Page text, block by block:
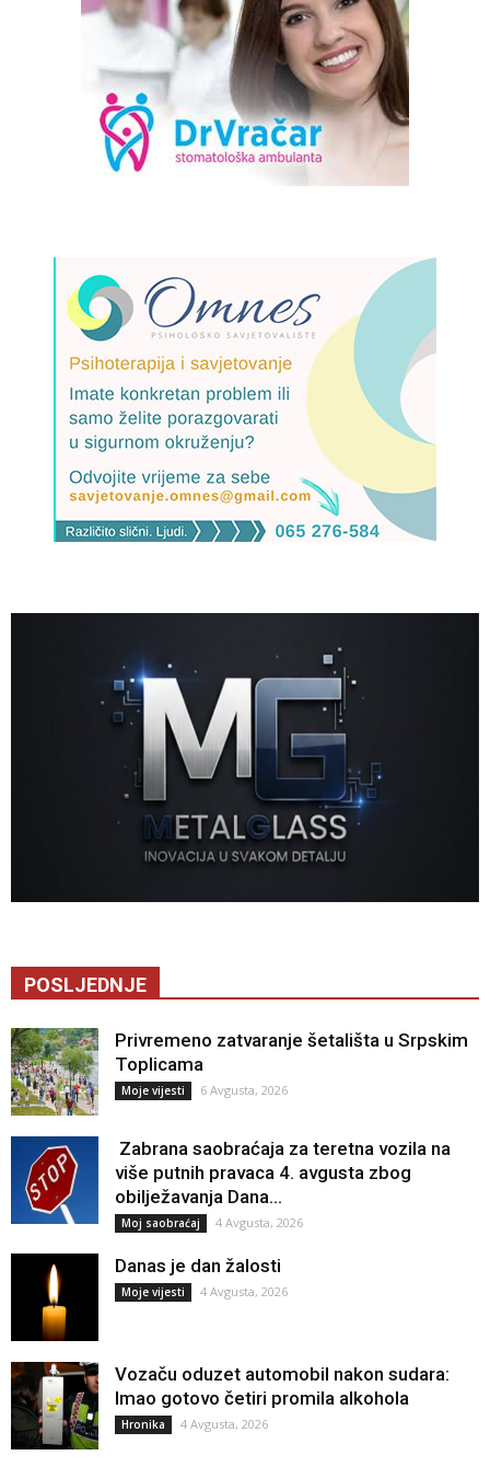
POSLJEDNJE
Privremeno zatvaranje šetališta u Srpskim
Toplicama
Moje vijesti 6 Avgusta, 2026
Zabrana saobraćaja za teretna vozila na
više putnih pravaca 4. avgusta zbog
obilježavanja Dana...
Moj saobraćaj 4 Avgusta, 2026
Danas je dan žalosti
Moje vijesti 4 Avgusta, 2026
Vozaču oduzet automobil nakon sudara:
Imao gotovo četiri promila alkohola
Hronika 4 Avgusta, 2026